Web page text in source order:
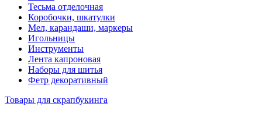
Тесьма отделочная
Коробочки, шкатулки
Мел, карандаши, маркеры
Игольницы
Инструменты
Лента капроновая
Наборы для шитья
Фетр декоративный
Товары для скрапбукинга